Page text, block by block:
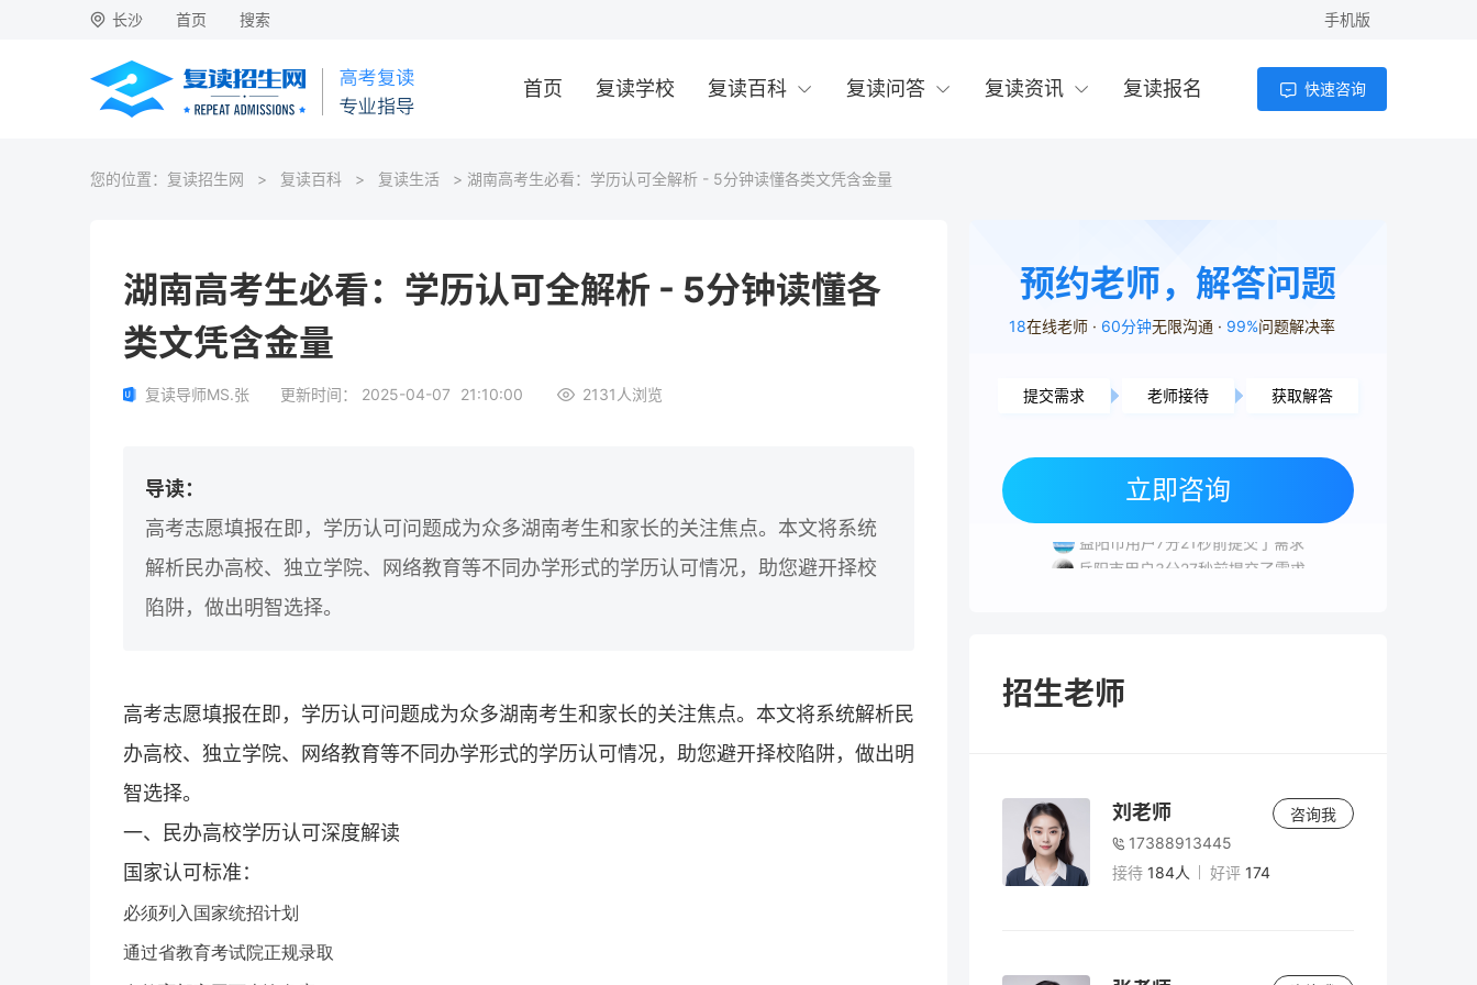
长沙 首页 搜索 手机版
首页 复读学校 复读百科 复读问答 复读资讯 复读报名 快速咨询
您的位置： 复读招生网 > 复读百科 > 复读生活 > 湖南高考生必看：学历认可全解析 - 5分钟读懂各类文凭含金量
湖南高考生必看：学历认可全解析 - 5分钟读懂各
类文凭含金量
复读导师MS.张 更新时间： 2025-04-07 21:10:00 2131 人浏览
导读：
高考志愿填报在即，学历认可问题成为众多湖南考生和家长的关注焦点。本文将系统
解析民办高校、独立学院、网络教育等不同办学形式的学历认可情况，助您避开择校
陷阱，做出明智选择。
高考志愿填报在即，学历认可问题成为众多湖南考生和家长的关注焦点。本文将系统解析民
办高校、独立学院、网络教育等不同办学形式的学历认可情况，助您避开择校陷阱，做出明
智选择。
一、民办高校学历认可深度解读
国家认可标准：
必须列入国家统招计划
通过省教育考试院正规录取
预约老师，解答问题
18在线老师 60分钟无限沟通 99%问题解决率
提交需求 老师接待 获取解答
立即咨询
长沙市用户3分35秒前提交了需求
岳阳市用户6分3秒前提交了需求
益阳市用户7分21秒前提交了需求
岳阳市用户3分27秒前提交了需求
招生老师
刘老师
17388913445
接待 184人 好评 174
咨询我